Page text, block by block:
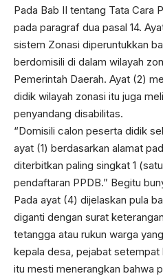
Pada Bab II tentang Tata Cara
pada paragraf dua pasal 14.
sistem Zonasi diperuntukkan
berdomisili di dalam wilayah
Pemerintah Daerah. Ayat (2)
didik wilayah zonasi itu juga
penyandang disabilitas.
“Domisili calon peserta didik
ayat (1) berdasarkan alamat
diterbitkan paling singkat 1
pendaftaran PPDB.” Begitu
Pada ayat (4) dijelaskan pula
diganti dengan surat
tetangga atau rukun warga
kepala desa, pejabat setempat
itu mesti menerangkan bahwa